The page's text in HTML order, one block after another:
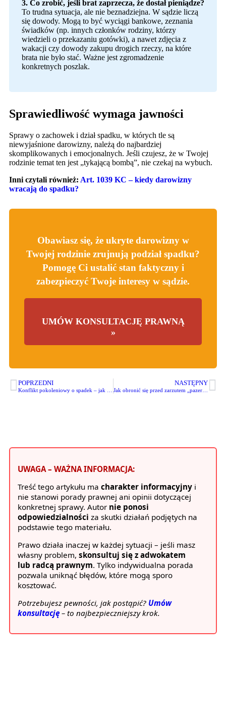
3. Co zrobić, jeśli brat zaprzecza, że dostał pieniądze?
To trudna sytuacja, ale nie beznadziejna. W sądzie liczą
się dowody. Mogą to być wyciągi bankowe, zeznania
świadków (np. innych członków rodziny, którzy
wiedzieli o przekazaniu gotówki), a nawet zdjęcia z
wakacji czy dowody zakupu drogich rzeczy, na które
brata nie było stać. Ważne jest zgromadzenie
konkretnych poszlak.
Sprawiedliwość wymaga jawności
Sprawy o zachowek i dział spadku, w których tle są
niewyjaśnione darowizny, należą do najbardziej
skomplikowanych i emocjonalnych. Jeśli czujesz, że w Twojej
rodzinie temat ten jest „tykającą bombą”, nie czekaj na wybuch.
Inni czytali również: Art. 1039 KC – kiedy darowizny
wracają do spadku?
Obawiasz się, że ukryte darowizny w
Twojej rodzinie zrujnują podział spadku?
Pomogę Ci ustalić stan faktyczny i
zabezpieczyć Twoje interesy w sądzie.
UMÓW KONSULTACJĘ PRAWNĄ
»
POPRZEDNI NASTĘPNY
Jak obronić się przed zarzutem „pazerności” w toku sprawy spadkowej?
UWAGA – WAŻNA INFORMACJA:
Treść tego artykułu ma charakter informacyjny i
nie stanowi porady prawnej ani opinii dotyczącej
konkretnej sprawy. Autor nie ponosi
odpowiedzialności za skutki działań podjętych na
podstawie tego materiału.
Prawo działa inaczej w każdej sytuacji – jeśli masz
własny problem, skonsultuj się z adwokatem
lub radcą prawnym. Tylko indywidualna porada
pozwala uniknąć błędów, które mogą sporo
kosztować.
Potrzebujesz pewności, jak postąpić? Umów
konsultację – to najbezpieczniejszy krok.